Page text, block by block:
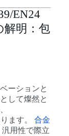
EN24
解明：包
ーションと
して燦然と
ます。 合金
用性で際立